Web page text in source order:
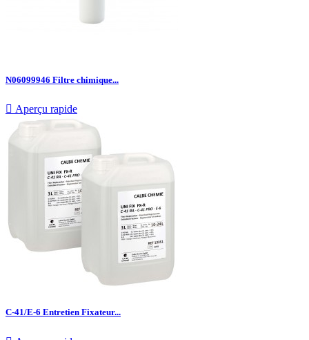
N06099946 Filtre chimique...
 Aperçu rapide
C-41/E-6 Entretien Fixateur...